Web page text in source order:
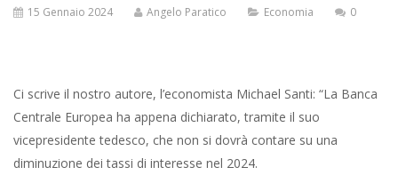
15 Gennaio 2024 Angelo Paratico Economia 0
Ci scrive il nostro autore, l’economista Michael Santi: “La Banca
Centrale Europea ha appena dichiarato, tramite il suo
vicepresidente tedesco, che non si dovrà contare su una
diminuzione dei tassi di interesse nel 2024.